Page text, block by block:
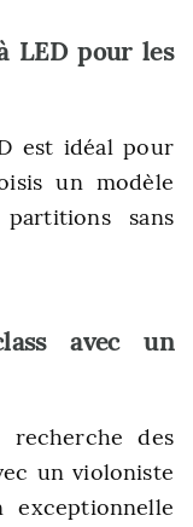
LED pour les
est idéal pour
un modèle
sans
avec un
recherche des
un violoniste
exceptionnelle